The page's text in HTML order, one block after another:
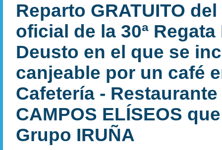
Reparto GRATUITO
oficial de la 30ª
Deusto en el que se
canjeable por un café
Cafetería - Restaurante
CAMPOS ELÍSEOS
Grupo IRUÑA